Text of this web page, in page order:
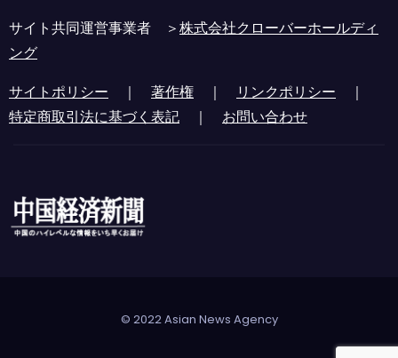
サイト共同運営事業者 ＞株式会社クローバーホールディ
ング
サイトポリシー ｜ 著作権 ｜ リンクポリシー ｜
特定商取引法に基づく表記 ｜ お問い合わせ
© 2022 Asian News Agency